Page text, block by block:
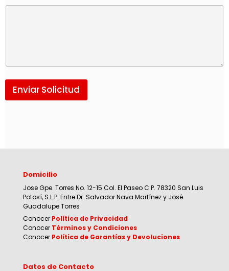
Enviar Solicitud
Domicilio
Jose Gpe. Torres No. 12-15 Col. El Paseo C.P. 78320 San Luis
Potosí, S.L.P. Entre Dr. Salvador Nava Martínez y José
Guadalupe Torres
Conocer Política de Privacidad
Conocer Términos y Condiciones
Conocer Política de Garantías y Devoluciones
Datos de Contacto